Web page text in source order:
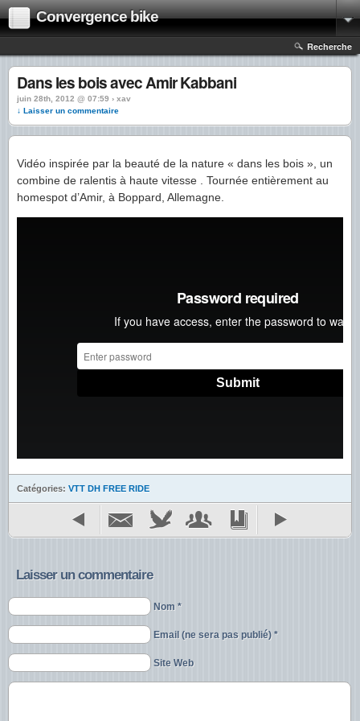
Convergence bike
Recherche
Dans les bois avec Amir Kabbani
juin 28th, 2012 @ 07:59 › xav
↓ Laisser un commentaire
Vidéo inspirée par la beauté de la nature « dans les bois », un
combine de ralentis à haute vitesse . Tournée entièrement au
homespot d’Amir, à Boppard, Allemagne.
Catégories: VTT DH FREE RIDE
Laisser un commentaire
Nom *
Email (ne sera pas publié) *
Site Web